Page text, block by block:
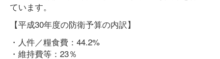
ています。
【平成30年度の防衛予算の内訳】
・人件／糧食費：44.2%
・維持費等：23％